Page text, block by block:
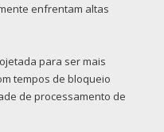
enfrentam altas
para ser mais
tempos de bloqueio
de processamento de